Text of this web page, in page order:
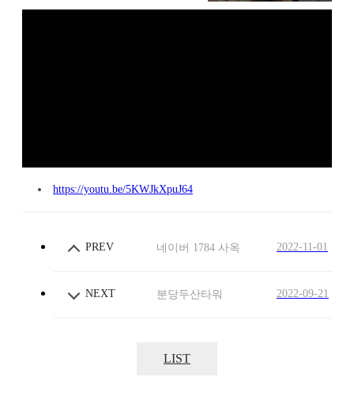
https://youtu.be/5KWJkXpuJ64
PREV 네이버 1784 사옥 2022-11-01
NEXT 분당두산타워 2022-09-21
LIST